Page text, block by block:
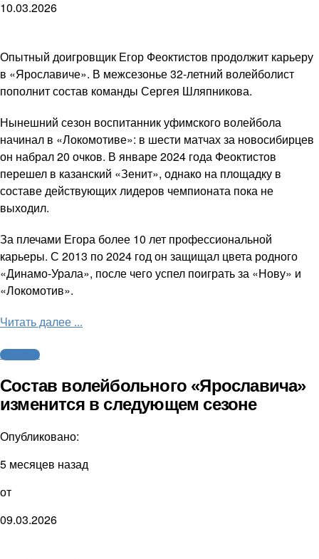
10.03.2026
Опытный доигровщик Егор Феоктистов продолжит карьеру
в «Ярославиче». В межсезонье 32-летний волейболист
пополнит состав команды Сергея Шляпникова.
Нынешний сезон воспитанник уфимского волейбола
начинал в «Локомотиве»: в шести матчах за новосибирцев
он набрал 20 очков. В январе 2024 года Феоктистов
перешел в казанский «Зенит», однако на площадку в
составе действующих лидеров чемпионата пока не
выходил.
За плечами Егора более 10 лет профессиональной
карьеры. С 2013 по 2024 год он защищал цвета родного
«Динамо-Урала», после чего успел поиграть за «Нову» и
«Локомотив».
Читать далее ...
Волейбол
Состав волейбольного «Ярославича»
изменится в следующем сезоне
Опубликовано:
5 месяцев назад
от
09.03.2026